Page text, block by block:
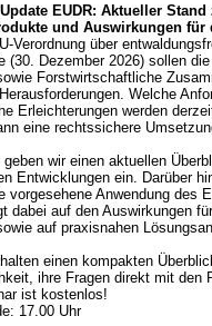
EUDR: Aktueller
und Auswirkungen für
Verordnung über
(30. Dezember 2026) sollen
Forstwirtschaftliche
Welche
Erleichterungen werden
eine rechtssichere
wir einen aktuellen
Entwicklungen ein. Darüber
vorgesehene Anwendung des
dabei auf den Auswirkungen
auf praxisnahen
einen kompakten
ihre Fragen direkt mit den
ist kostenlos!
17.00 Uhr